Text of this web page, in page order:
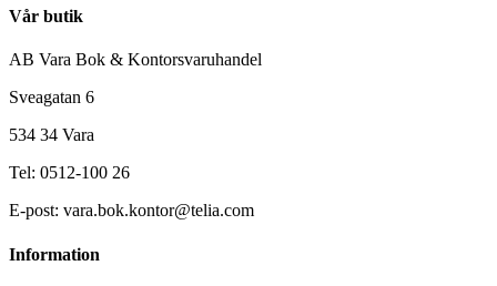
Vår butik
AB Vara Bok & Kontorsvaruhandel
Sveagatan 6
534 34 Vara
Tel: 0512-100 26
E-post: vara.bok.kontor@telia.com
Information